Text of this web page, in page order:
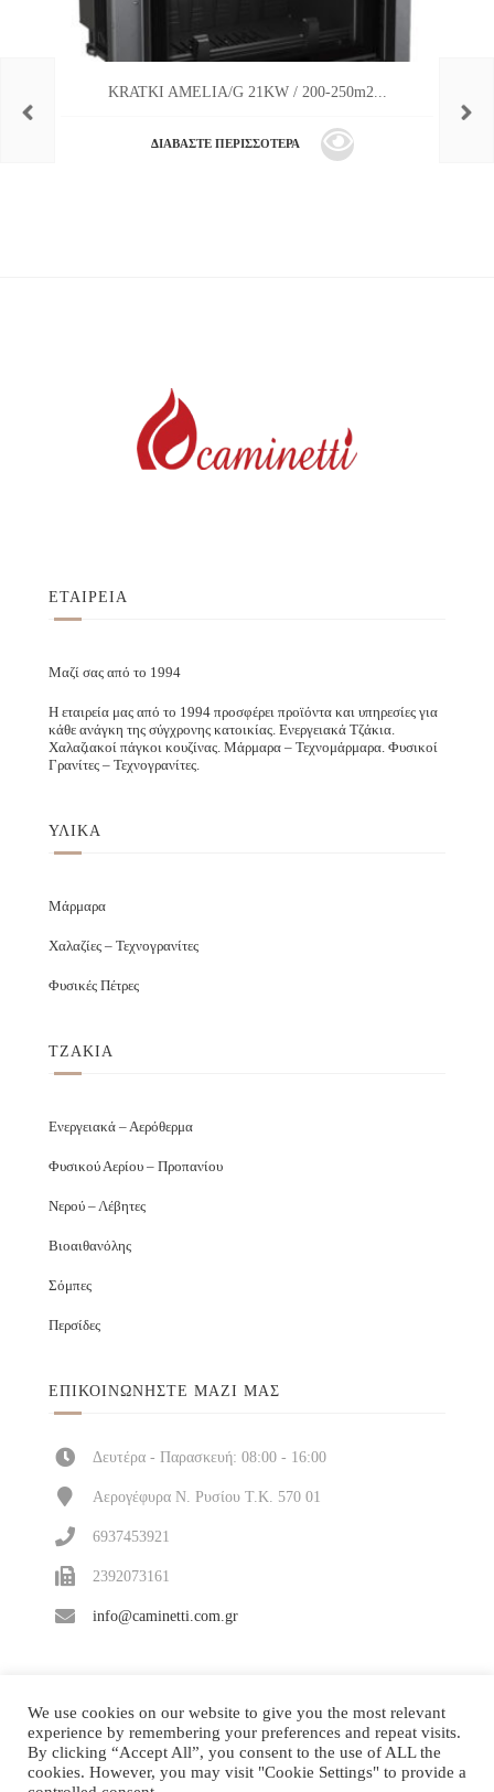
KRATKI AMELIA/G 21KW / 200-250m2...
ΔΙΑΒΆΣΤΕ ΠΕΡΙΣΣΌΤΕΡΑ
ΕΤΑΙΡΕΙΑ
Μαζί σας από το 1994
Η εταιρεία μας από το 1994 προσφέρει προϊόντα και υπηρεσίες για
κάθε ανάγκη της σύγχρονης κατοικίας. Ενεργειακά Τζάκια.
Χαλαζιακοί πάγκοι κουζίνας. Μάρμαρα – Τεχνομάρμαρα. Φυσικοί
Γρανίτες – Τεχνογρανίτες.
ΥΛΙΚΑ
Μάρμαρα
Χαλαζίες – Τεχνογρανίτες
Φυσικές Πέτρες
ΤΖΑΚΙΑ
Ενεργειακά – Αερόθερμα
Φυσικού Αερίου – Προπανίου
Νερού – Λέβητες
Βιοαιθανόλης
Σόμπες
Περσίδες
ΕΠΙΚΟΙΝΩΝΉΣΤΕ ΜΑΖΊ ΜΑΣ
Δευτέρα - Παρασκευή: 08:00 - 16:00
Αερογέφυρα Ν. Ρυσίου Τ.Κ. 570 01
6937453921
2392073161
info@caminetti.com.gr
We use cookies on our website to give you the most relevant
experience by remembering your preferences and repeat visits.
By clicking “Accept All”, you consent to the use of ALL the
cookies. However, you may visit "Cookie Settings" to provide a